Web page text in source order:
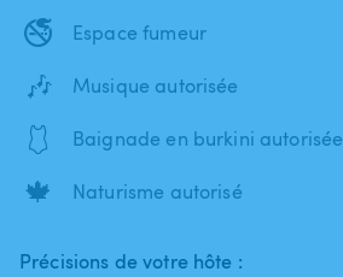
🚭 Espace fumeur
🎶 Musique autorisée
🩱 Baignade en burkini autorisée
🍁 Naturisme autorisé
Précisions de votre hôte :